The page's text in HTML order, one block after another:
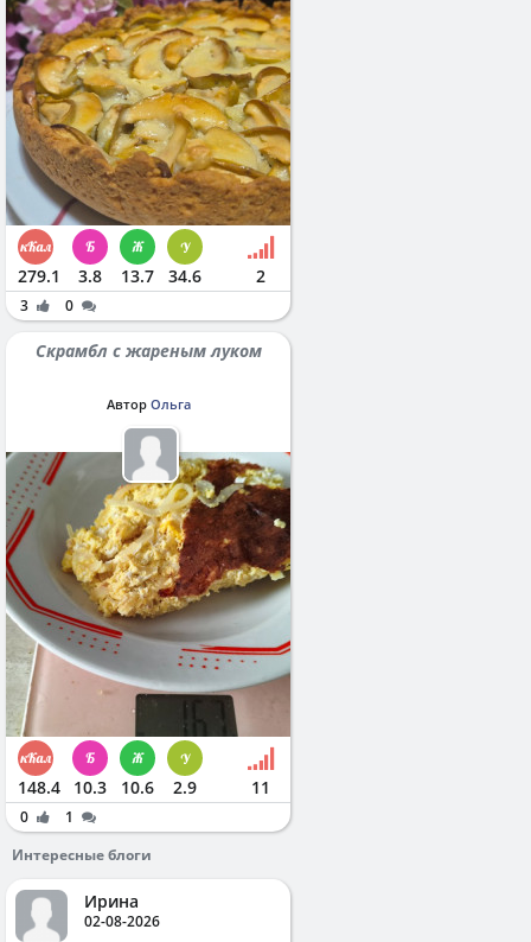
279.1 3.8 13.7 34.6 2
3 0
Скрамбл с жареным луком
Автор Ольга
148.4 10.3 10.6 2.9 11
0
1
Интересные блоги
Ирина
02-08-2026